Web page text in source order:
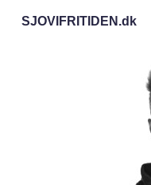
SJOVIFRITIDEN.dk